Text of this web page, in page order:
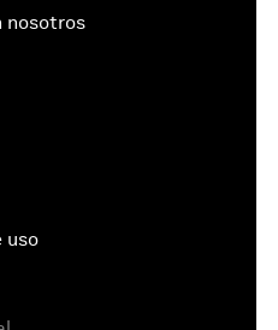
nosotros
uso